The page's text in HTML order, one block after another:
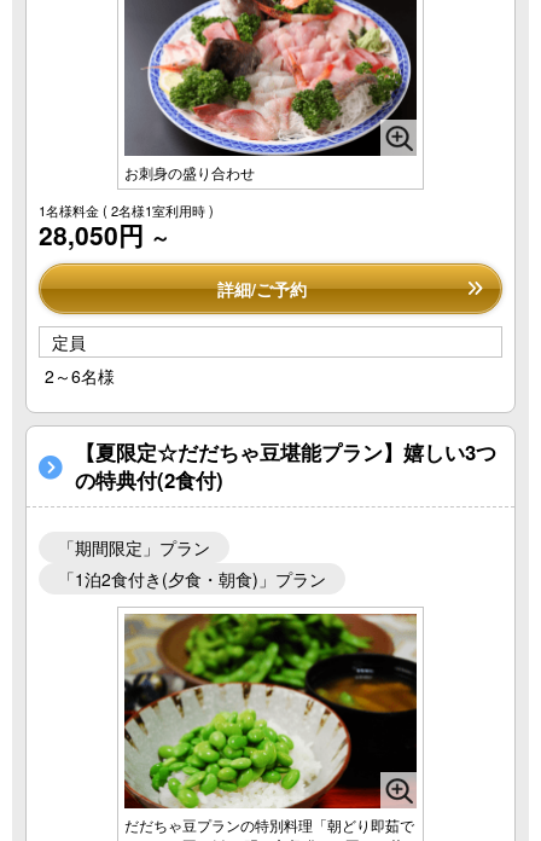
お刺身の盛り合わせ
1名様料金( 2名様1室利用時 )
28,050円 ～
詳細/ご予約
定員
2～6名様
【夏限定☆だだちゃ豆堪能プラン】嬉しい3つ
の特典付(2食付)
「期間限定」プラン
「1泊2食付き(夕食・朝食)」プラン
だだちゃ豆プランの特別料理「朝どり即茹で